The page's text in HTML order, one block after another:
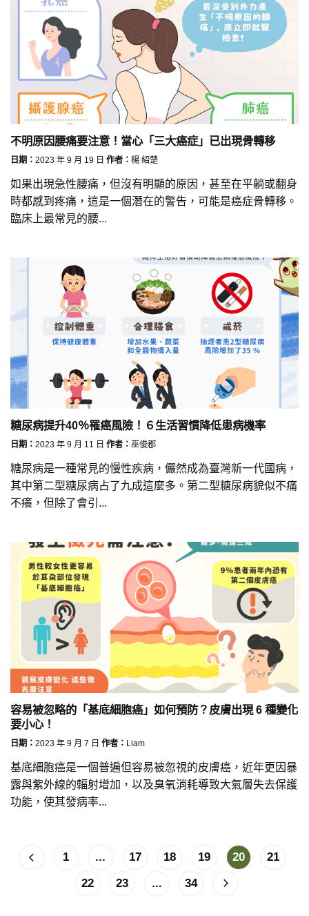
不明原因腰痛要注意！當心「三大癌症」已出現骨轉移
日期： 2023 年 9 月 19 日 作者： 楊 紹楚
如果出現急性腰痛，但沒有明顯的原因，甚至在平躺或翻身
時都感到疼痛，這是一個潛在的警告，可能是癌症骨轉移。
臨床上最常見的腰...
糖尿病提升40％罹癌風險！６生活習慣降低患病機率
日期： 2023 年 9 月 11 日 作者： 巫俊郡
糖尿病是一種常見的慢性疾病，儼然成為臺灣新一代國病，
其中第二型糖尿病占了九成這麼多。第二型糖尿病貌似不痛
不癢，但除了會引...
容易被忽略的「基底細胞癌」如何預防？皮膚出現 6 種變化
要小心！
日期： 2023 年 9 月 7 日 作者： Liam
基底細胞癌是一個普遍但容易被忽視的皮膚癌，近年更因暴
露與紫外線的輻射增加，以及臭氧消耗導致大氣層失去保護
功能，使其發病率...
1 ... 17 18 19 20
21
22
23 ... 34